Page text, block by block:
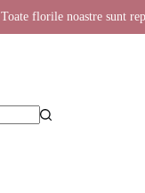
Toate florile noastre sunt